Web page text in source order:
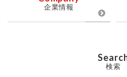
企業情報
検索